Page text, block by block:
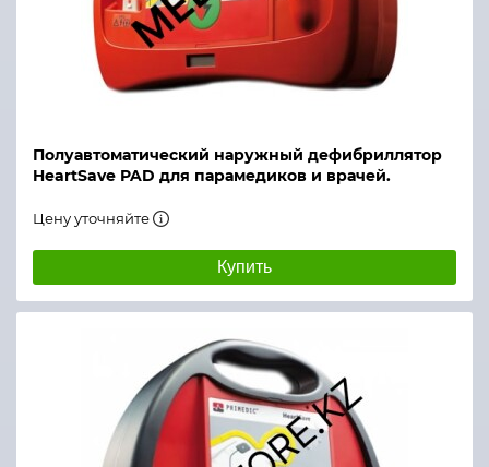
Полуавтоматический наружный дефибриллятор
HeartSave PAD для парамедиков и врачей.
Цену уточняйте
Купить